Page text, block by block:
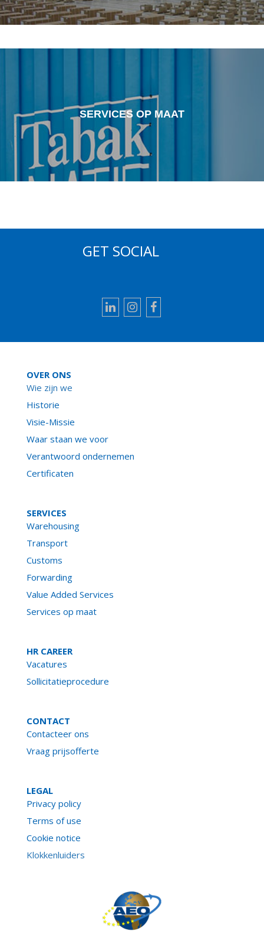
SERVICES OP MAAT
GET SOCIAL
LinkedIn
Instagram
Facebook
OVER ONS
Wie zijn we
Historie
Visie-Missie
Waar staan we voor
Verantwoord ondernemen
Certificaten
SERVICES
Warehousing
Transport
Customs
Forwarding
Value Added Services
Services op maat
HR CAREER
Vacatures
Sollicitatieprocedure
CONTACT
Contacteer ons
Vraag prijsofferte
LEGAL
Privacy policy
Terms of use
Cookie notice
Klokkenluiders